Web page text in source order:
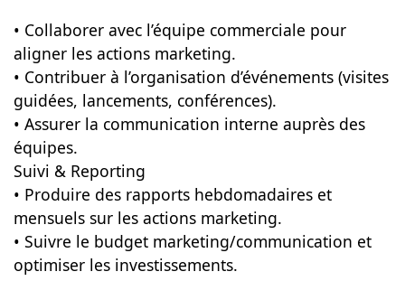
• Collaborer avec l’équipe commerciale pour
aligner les actions marketing.
• Contribuer à l’organisation d’événements (visites
guidées, lancements, conférences).
• Assurer la communication interne auprès des
équipes.
Suivi & Reporting
• Produire des rapports hebdomadaires et
mensuels sur les actions marketing.
• Suivre le budget marketing/communication et
optimiser les investissements.